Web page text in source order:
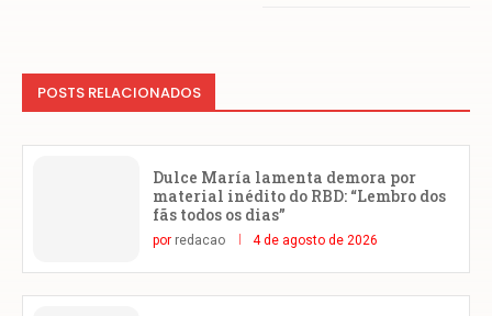
POSTS RELACIONADOS
Dulce María lamenta demora por
material inédito do RBD: “Lembro dos
fãs todos os dias”
por redacao 4 de agosto de 2026